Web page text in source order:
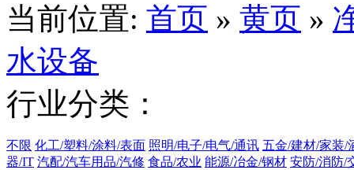
当前位置: 首页 » 黄页 »
水设备
行业分类：
不限 化工/塑料/涂料/表面 照明/电子/电气/通讯 五金/建材/家装/
器/IT 汽配/汽车用品/汽修 食品/农业 能源/冶金/钢材 安防/消防/